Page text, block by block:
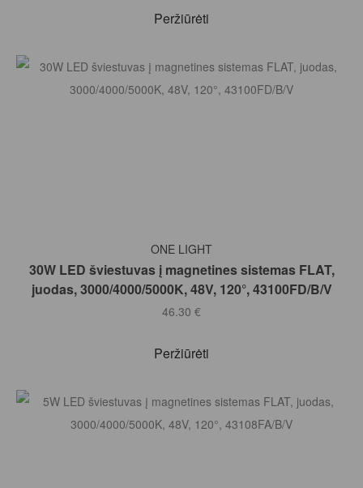
Peržiūrėti
Į KREPŠELĮ
ONE LIGHT
30W LED šviestuvas į magnetines sistemas FLAT,
juodas, 3000/4000/5000K, 48V, 120°, 43100FD/B/V
46.30 €
Peržiūrėti